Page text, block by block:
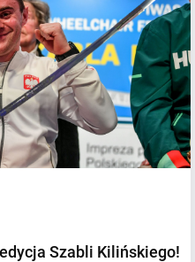
Szabli Kilińskiego!